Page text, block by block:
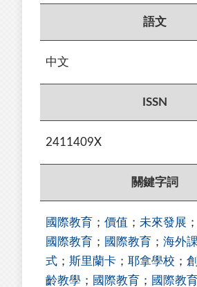
語文
中文
ISSN
2411409X
關鍵字詞
國際教育 ； 價值 ； 未來發展 ；
國際教育 ； 國際教育 ； 海外
式 ； 斯里蘭卡 ； 耶拿學校 ；
齡教學 ； 國際教育 ； 國際教育